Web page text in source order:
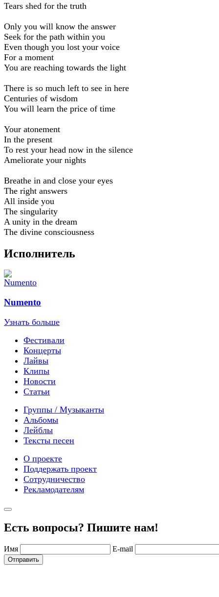
Tears shed for the truth
Only you will know the answer
Seek for the path within you
Even though you lost your voice
For a moment
You are reaching towards the light
There is so much left to see in here
Centuries of wisdom
You will learn the price of time
Your atonement
In the present
To rest your head now in the silence
Ameliorate your nights
Breathe in and close your eyes
The right answers
All inside you
The singularity
A unity in the dream
The divine consciousness
Исполнитель
Numento
Узнать больше
Фестивали
Концерты
Лайвы
Клипы
Новости
Статьи
Группы / Музыканты
Альбомы
Лейблы
Тексты песен
О проекте
Поддержать проект
Сотрудничество
Рекламодателям
Есть вопросы? Пишите нам!
Имя E-mail